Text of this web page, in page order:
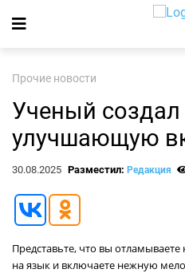
Прочие новости
Ученый
улучшающую
30.08.2025 Разместил: Редакция
Представьте, что вы отламываете
на язык и включаете нежную